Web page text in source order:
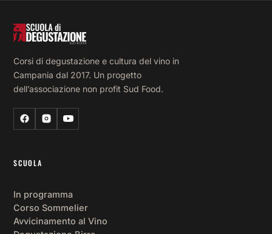
Corsi di degustazione e cultura del vino in
Campania dal 2017. Un progetto
dell’associazione non profit Sud Food.
SCUOLA
In programma
Corso Sommelier
Avvicinamento al Vino